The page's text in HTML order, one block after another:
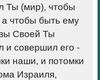
Ты (мир), чтобы
а чтобы быть ему
Своей Ты
и совершил его ‑
наши, и потомки
Израиля,